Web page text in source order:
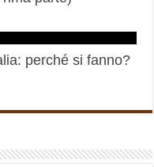
perché si fanno?